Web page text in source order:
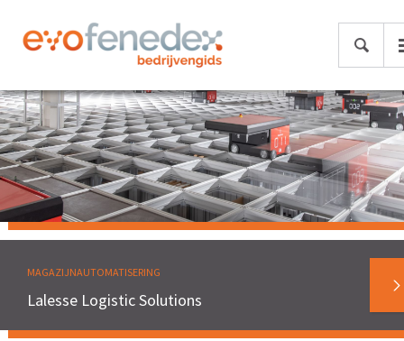
MAGAZIJNAUTOMATISERING
Lalesse Logistic Solutions